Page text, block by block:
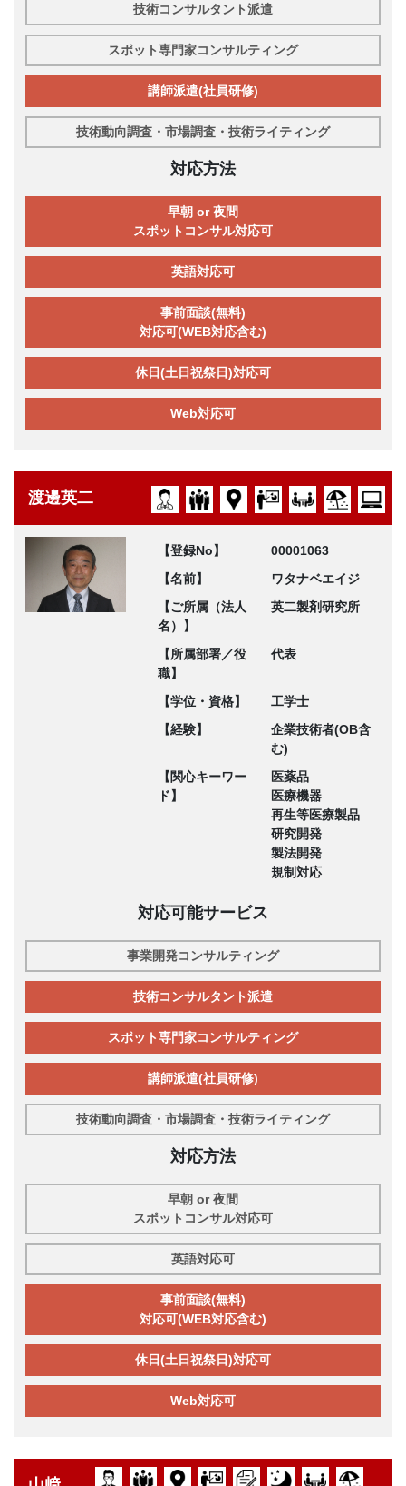
技術コンサルタント派遣
スポット専門家コンサルティング
講師派遣(社員研修)
技術動向調査・市場調査・技術ライティング
対応方法
早朝 or 夜間
スポットコンサル対応可
英語対応可
事前面談(無料)
対応可(WEB対応含む)
休日(土日祝祭日)対応可
Web対応可
渡邊英二
【登録No】
00001063
【名前】
ワタナベエイジ
【ご所属（法人
名）】
英二製剤研究所
【所属部署／役
職】
代表
【学位・資格】
工学士
【経験】
企業技術者(OB含
む)
【関心キーワー
ド】
医薬品
医療機器
再生等医療製品
研究開発
製法開発
規制対応
対応可能サービス
事業開発コンサルティング
技術コンサルタント派遣
スポット専門家コンサルティング
講師派遣(社員研修)
技術動向調査・市場調査・技術ライティング
対応方法
早朝 or 夜間
スポットコンサル対応可
英語対応可
事前面談(無料)
対応可(WEB対応含む)
休日(土日祝祭日)対応可
Web対応可